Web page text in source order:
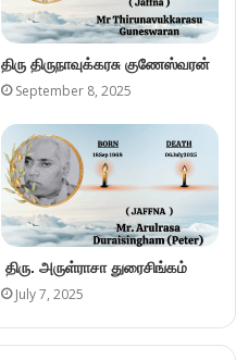
திரு திருநாவுக்கரசு குணேஸ்வரன்
September 8, 2025
திரு. அருள்ராசா துரைசிங்கம்
July 7, 2025